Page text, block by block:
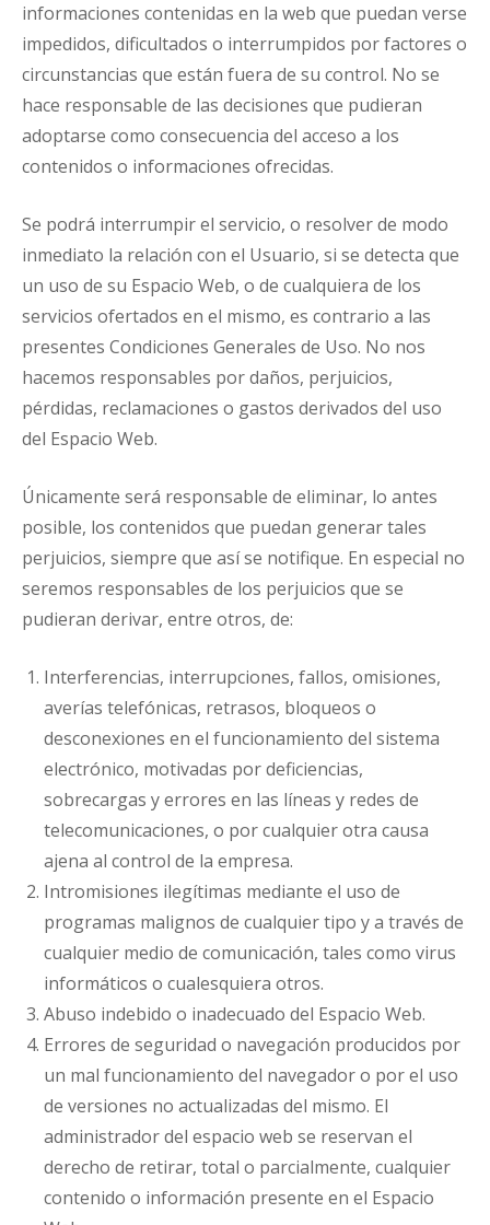
informaciones contenidas en la web que puedan verse
impedidos, dificultados o interrumpidos por factores o
circunstancias que están fuera de su control. No se
hace responsable de las decisiones que pudieran
adoptarse como consecuencia del acceso a los
contenidos o informaciones ofrecidas.
Se podrá interrumpir el servicio, o resolver de modo
inmediato la relación con el Usuario, si se detecta que
un uso de su Espacio Web, o de cualquiera de los
servicios ofertados en el mismo, es contrario a las
presentes Condiciones Generales de Uso. No nos
hacemos responsables por daños, perjuicios,
pérdidas, reclamaciones o gastos derivados del uso
del Espacio Web.
Únicamente será responsable de eliminar, lo antes
posible, los contenidos que puedan generar tales
perjuicios, siempre que así se notifique. En especial no
seremos responsables de los perjuicios que se
pudieran derivar, entre otros, de:
Interferencias, interrupciones, fallos, omisiones,
averías telefónicas, retrasos, bloqueos o
desconexiones en el funcionamiento del sistema
electrónico, motivadas por deficiencias,
sobrecargas y errores en las líneas y redes de
telecomunicaciones, o por cualquier otra causa
ajena al control de la empresa.
Intromisiones ilegítimas mediante el uso de
programas malignos de cualquier tipo y a través de
cualquier medio de comunicación, tales como virus
informáticos o cualesquiera otros.
Abuso indebido o inadecuado del Espacio Web.
Errores de seguridad o navegación producidos por
un mal funcionamiento del navegador o por el uso
de versiones no actualizadas del mismo. El
administrador del espacio web se reservan el
derecho de retirar, total o parcialmente, cualquier
contenido o información presente en el Espacio